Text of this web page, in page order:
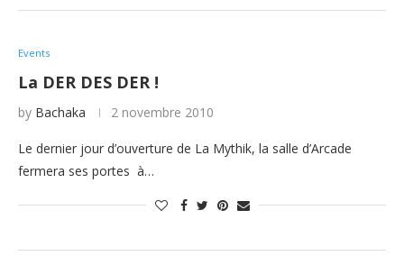
Events
La DER DES DER !
by Bachaka 2 novembre 2010
Le dernier jour d’ouverture de La Mythik, la salle d’Arcade
fermera ses portes à…